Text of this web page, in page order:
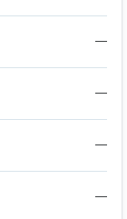
—
—
—
—